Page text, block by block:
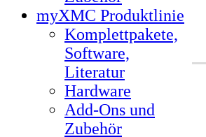
myXMC Produktlinie
Komplettpakete,
Software,
Literatur
Hardware
Add-Ons und
Zubehör